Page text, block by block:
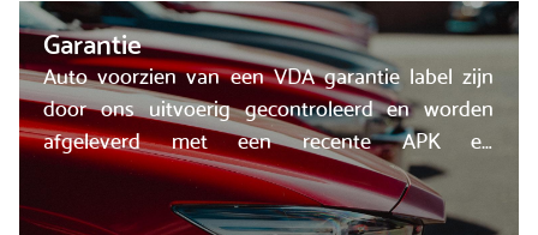
Garantie
Auto voorzien van een VDA garantie label zijn
door ons uitvoerig gecontroleerd en worden
afgeleverd met een recente APK en
onderhoudsbeurt.